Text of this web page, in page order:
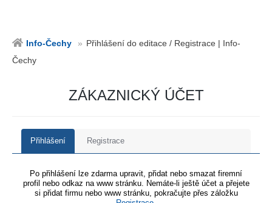
Info-Čechy
Přihlášení do editace / Registrace | Info-
Čechy
ZÁKAZNICKÝ ÚČET
Přihlášení Registrace
Po přihlášení lze zdarma upravit, přidat nebo smazat firemní
profil nebo odkaz na www stránku. Nemáte-li ještě účet a přejete
si přidat firmu nebo www stránku, pokračujte přes záložku